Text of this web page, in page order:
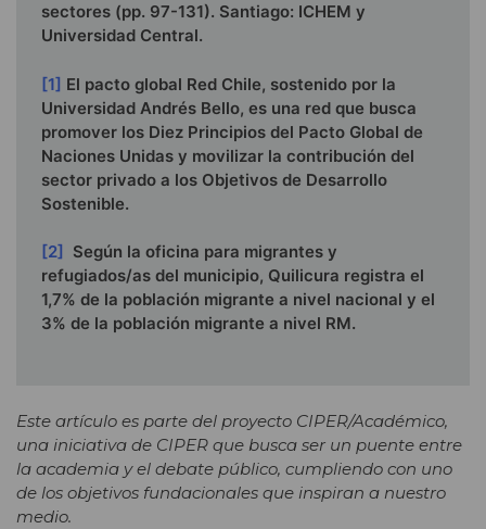
sectores (pp. 97-131). Santiago: ICHEM y
Universidad Central.
[1] El pacto global Red Chile, sostenido por la
Universidad Andrés Bello, es una red que busca
promover los Diez Principios del Pacto Global de
Naciones Unidas y movilizar la contribución del
sector privado a los Objetivos de Desarrollo
Sostenible.
[2]
Según la oficina para migrantes y
refugiados/as del municipio, Quilicura registra el
1,7% de la población migrante a nivel nacional y el
3% de la población migrante a nivel RM.
Este artículo es parte del proyecto CIPER/Académico,
una iniciativa de CIPER que busca ser un puente entre
la academia y el debate público, cumpliendo con uno
de los objetivos fundacionales que inspiran a nuestro
medio.